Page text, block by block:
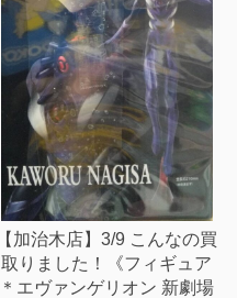
【加治木店】3/9 こんなの買
取りました！《フィギュア
＊エヴァンゲリオン 新劇場